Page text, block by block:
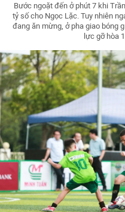
Bước ngoặt đến ở phút 7 khi
tỷ số cho Ngọc Lặc. Tuy nhiên
đang ăn mừng, ở pha giao bóng
lực gỡ hòa